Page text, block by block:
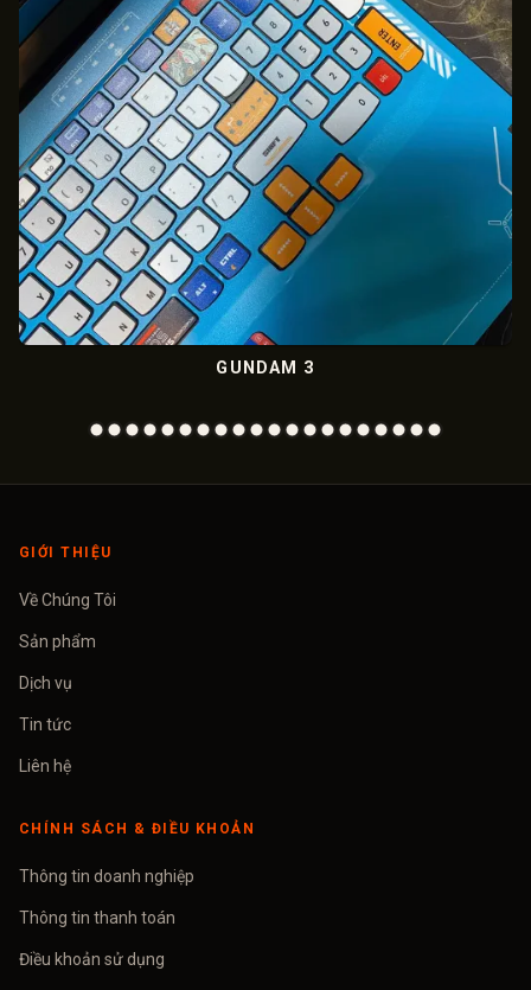
GIỚI THIỆU
Về Chúng Tôi
Sản phẩm
Dịch vụ
Tin tức
Liên hệ
CHÍNH SÁCH & ĐIỀU KHOẢN
Thông tin doanh nghiệp
Thông tin thanh toán
Điều khoản sử dụng